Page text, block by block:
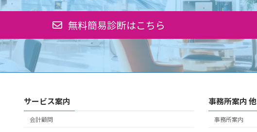
無料簡易診断はこちら
サービス案内
会計顧問
事務所案内 他
事務所案内